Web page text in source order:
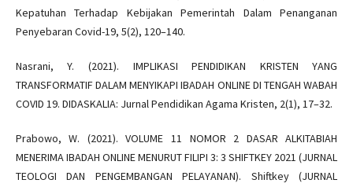
Kepatuhan Terhadap Kebijakan Pemerintah Dalam Penanganan
Penyebaran Covid-19, 5(2), 120–140.
Nasrani, Y. (2021). IMPLIKASI PENDIDIKAN KRISTEN YANG
TRANSFORMATIF DALAM MENYIKAPI IBADAH ONLINE DI TENGAH WABAH
COVID 19. DIDASKALIA: Jurnal Pendidikan Agama Kristen, 2(1), 17–32.
Prabowo, W. (2021). VOLUME 11 NOMOR 2 DASAR ALKITABIAH
MENERIMA IBADAH ONLINE MENURUT FILIPI 3: 3 SHIFTKEY 2021 (JURNAL
TEOLOGI DAN PENGEMBANGAN PELAYANAN). Shiftkey (JURNAL